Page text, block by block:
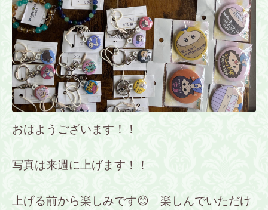
おはようございます！！
写真は来週に上げます！！
上げる前から楽しみです😊 楽しんでいただけ